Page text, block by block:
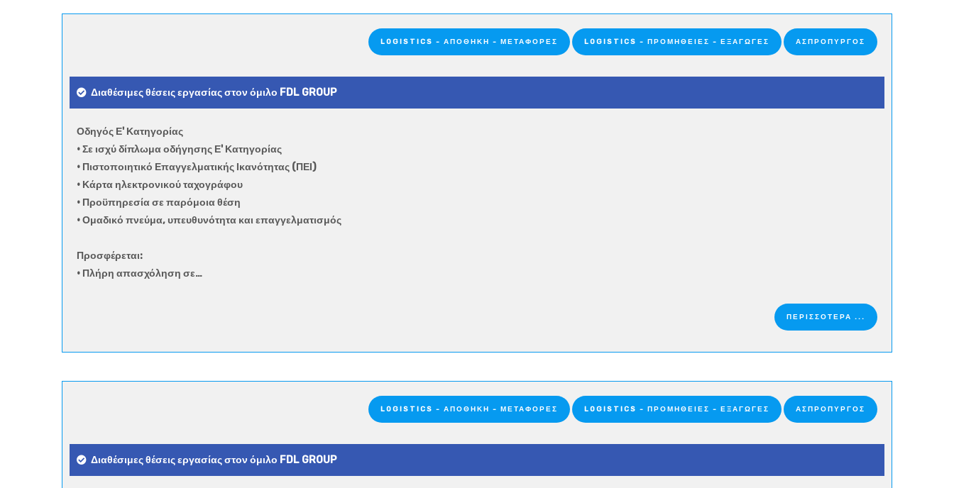
LOGISTICS - ΑΠΟΘΉΚΗ - ΜΕΤΑΦΟΡΈΣ LOGISTICS - ΠΡΟΜΉΘΕΙΕΣ - ΕΞΑΓΩΓΈΣ ΑΣΠΡΟΠΥΡΓΟΣ
Διαθέσιμες θέσεις εργασίας στον όμιλο FDL GROUP
Οδηγός Ε' Κατηγορίας
• Σε ισχύ δίπλωμα οδήγησης Ε' Κατηγορίας
• Πιστοποιητικό Επαγγελματικής Ικανότητας (ΠΕΙ)
• Κάρτα ηλεκτρονικού ταχογράφου
• Προϋπηρεσία σε παρόμοια θέση
• Ομαδικό πνεύμα, υπευθυνότητα και επαγγελματισμός
Προσφέρεται:
• Πλήρη απασχόληση σε…
ΠΕΡΙΣΣΟΤΕΡΑ ...
LOGISTICS - ΑΠΟΘΉΚΗ - ΜΕΤΑΦΟΡΈΣ LOGISTICS - ΠΡΟΜΉΘΕΙΕΣ - ΕΞΑΓΩΓΈΣ ΑΣΠΡΟΠΥΡΓΟΣ
Διαθέσιμες θέσεις εργασίας στον όμιλο FDL GROUP